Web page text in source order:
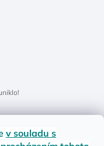
v souladu s